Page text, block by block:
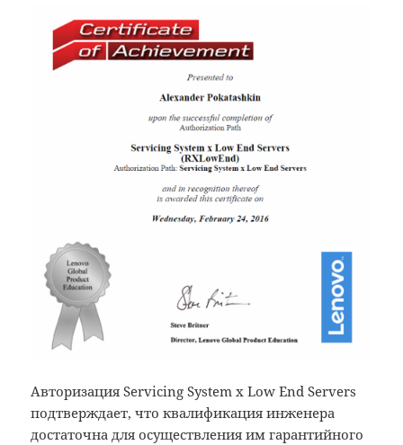
Авторизация Servicing System x Low End Servers
подтверждает, что квалификация инженера
достаточна для осуществления им гарантийного